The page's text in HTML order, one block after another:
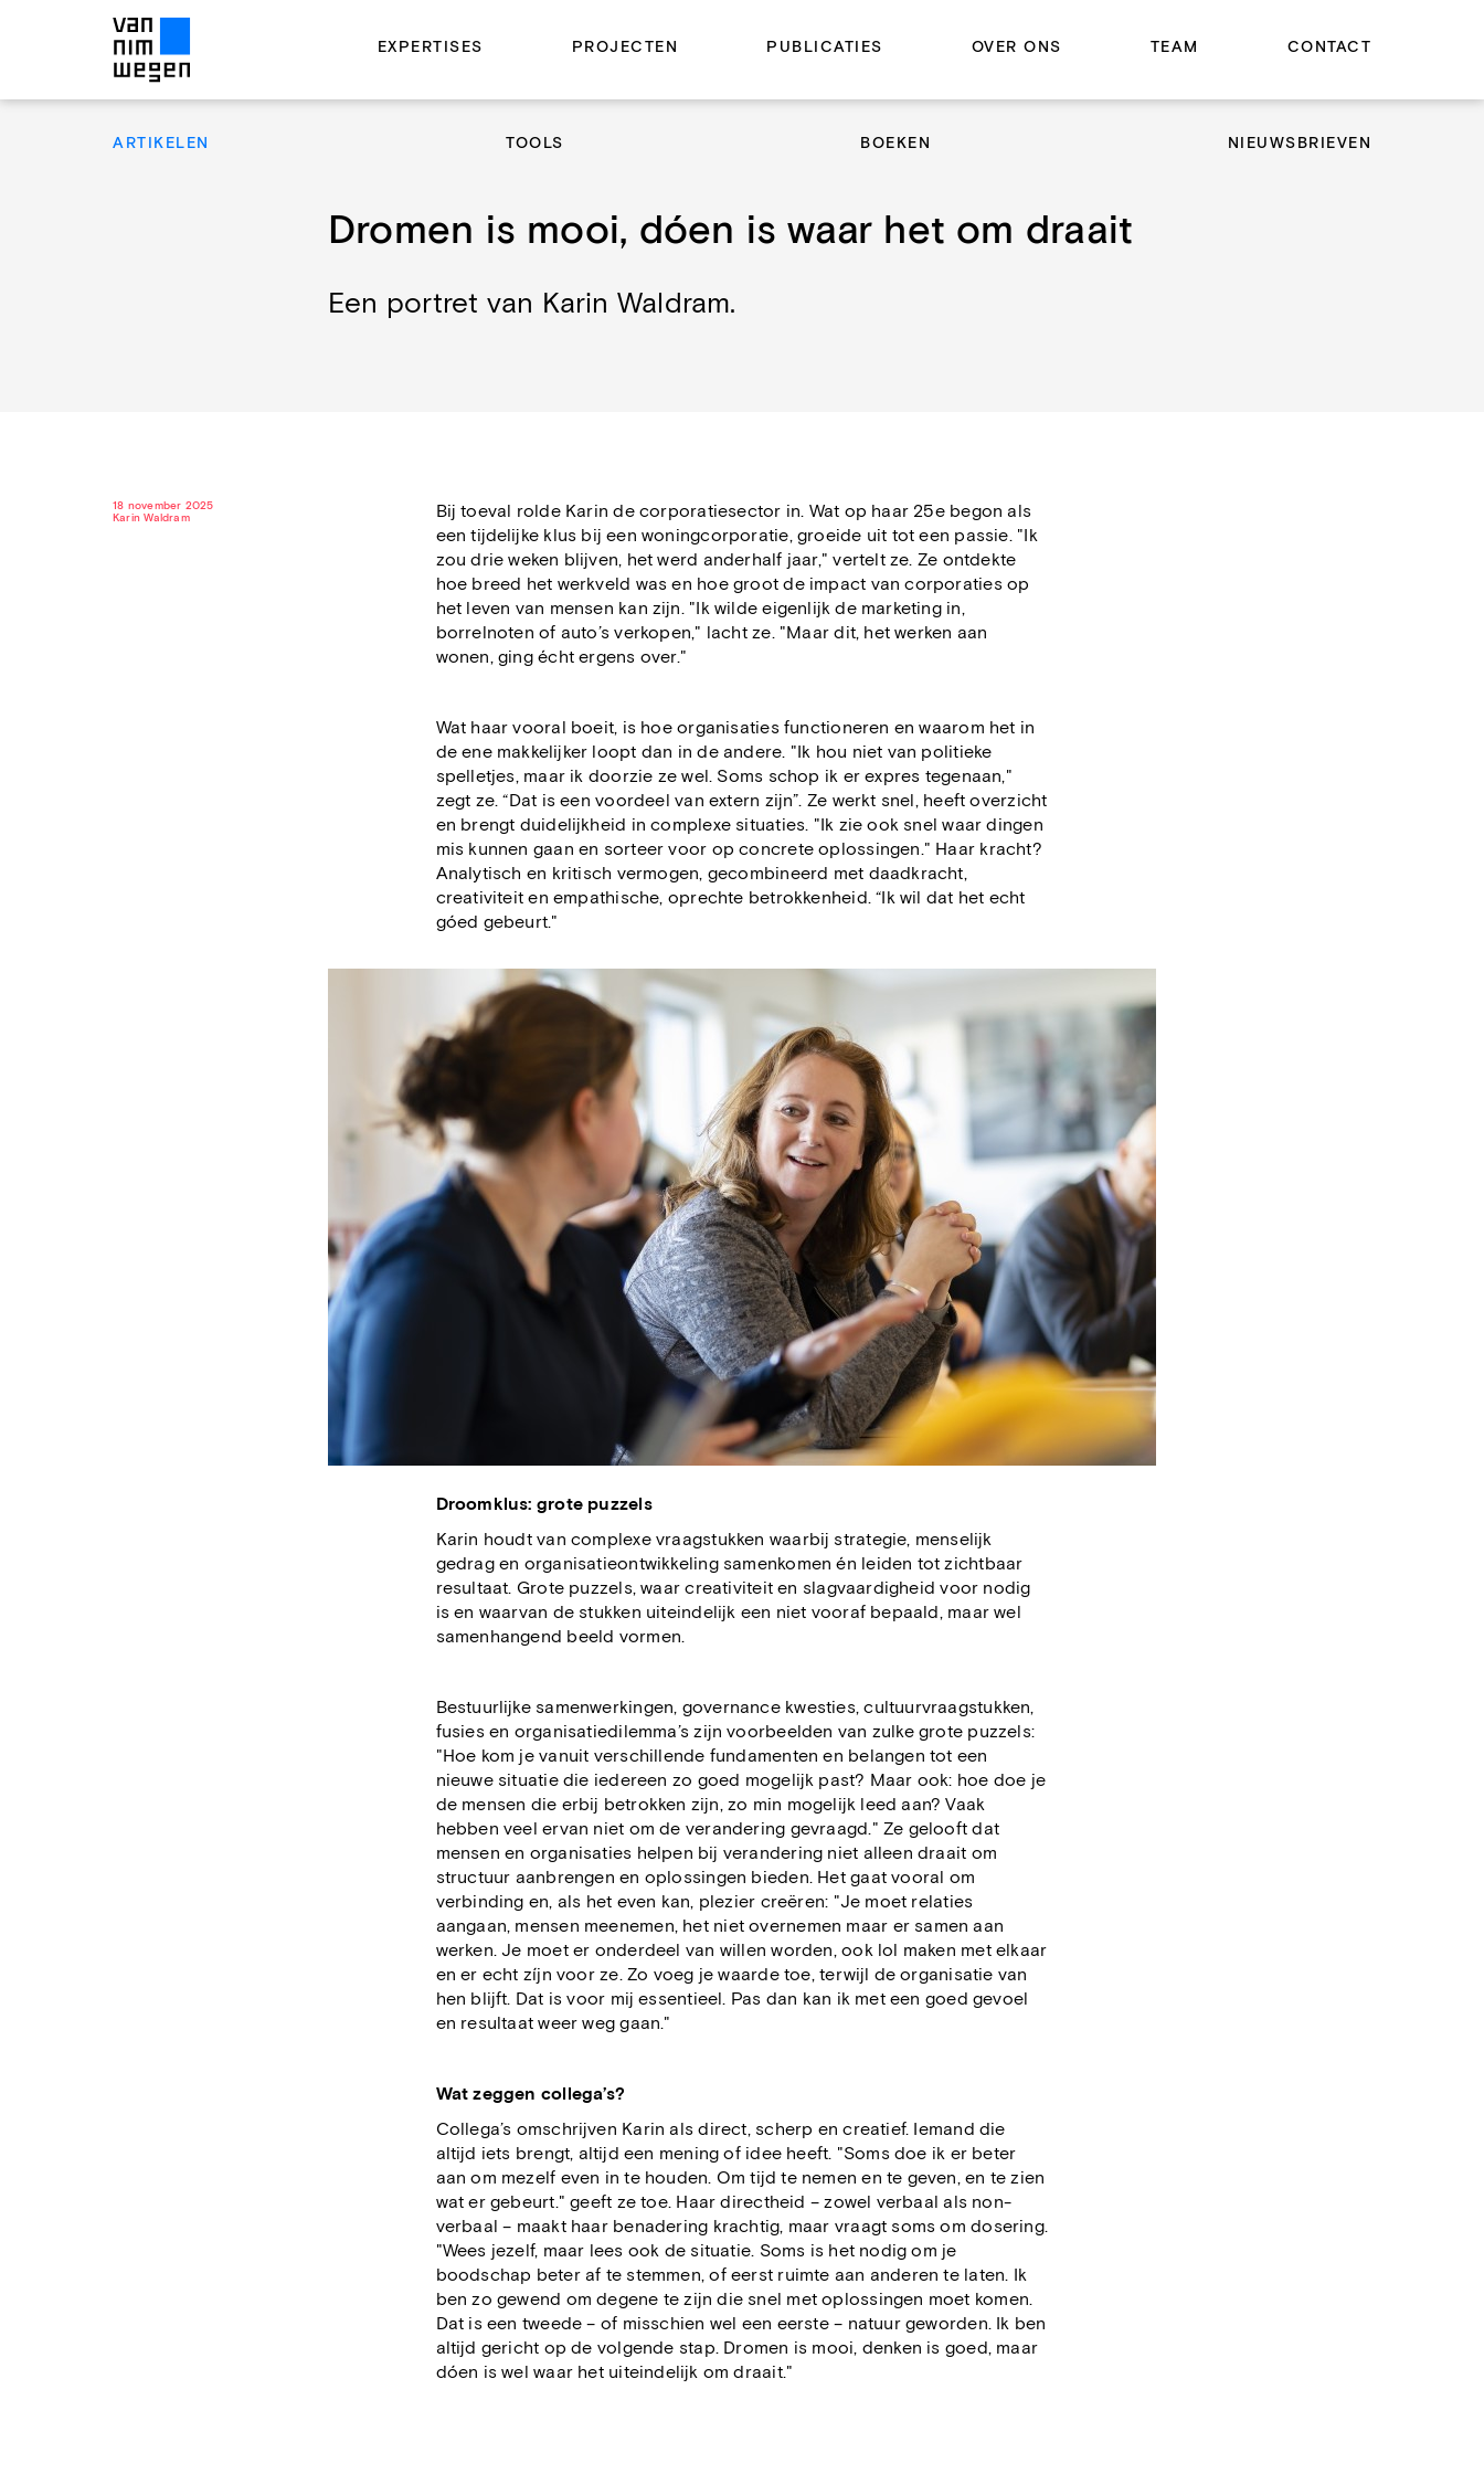
EXPERTISES PROJECTEN PUBLICATIES OVER ONS TEAM CONTACT
ARTIKELEN TOOLS BOEKEN NIEUWSBRIEVEN
Dromen is mooi, dóen is waar het om draait
Een portret van Karin Waldram.
18 november 2025
Karin Waldram
Bij toeval rolde Karin de corporatiesector in. Wat op haar 25e begon als
een tijdelijke klus bij een woningcorporatie, groeide uit tot een passie. "Ik
zou drie weken blijven, het werd anderhalf jaar," vertelt ze. Ze ontdekte
hoe breed het werkveld was en hoe groot de impact van corporaties op
het leven van mensen kan zijn. "Ik wilde eigenlijk de marketing in,
borrelnoten of auto’s verkopen," lacht ze. "Maar dit, het werken aan
wonen, ging écht ergens over."
Wat haar vooral boeit, is hoe organisaties functioneren en waarom het in
de ene makkelijker loopt dan in de andere. "Ik hou niet van politieke
spelletjes, maar ik doorzie ze wel. Soms schop ik er expres tegenaan,"
zegt ze. “Dat is een voordeel van extern zijn”. Ze werkt snel, heeft overzicht
en brengt duidelijkheid in complexe situaties. "Ik zie ook snel waar dingen
mis kunnen gaan en sorteer voor op concrete oplossingen." Haar kracht?
Analytisch en kritisch vermogen, gecombineerd met daadkracht,
creativiteit en empathische, oprechte betrokkenheid. “Ik wil dat het echt
góed gebeurt."
Droomklus: grote puzzels
Karin houdt van complexe vraagstukken waarbij strategie, menselijk
gedrag en organisatieontwikkeling samenkomen én leiden tot zichtbaar
resultaat. Grote puzzels, waar creativiteit en slagvaardigheid voor nodig
is en waarvan de stukken uiteindelijk een niet vooraf bepaald, maar wel
samenhangend beeld vormen.
Bestuurlijke samenwerkingen, governance kwesties, cultuurvraagstukken,
fusies en organisatiedilemma’s zijn voorbeelden van zulke grote puzzels:
"Hoe kom je vanuit verschillende fundamenten en belangen tot een
nieuwe situatie die iedereen zo goed mogelijk past? Maar ook: hoe doe je
de mensen die erbij betrokken zijn, zo min mogelijk leed aan? Vaak
hebben veel ervan niet om de verandering gevraagd." Ze gelooft dat
mensen en organisaties helpen bij verandering niet alleen draait om
structuur aanbrengen en oplossingen bieden. Het gaat vooral om
verbinding en, als het even kan, plezier creëren: "Je moet relaties
aangaan, mensen meenemen, het niet overnemen maar er samen aan
werken. Je moet er onderdeel van willen worden, ook lol maken met elkaar
en er echt zíjn voor ze. Zo voeg je waarde toe, terwijl de organisatie van
hen blijft. Dat is voor mij essentieel. Pas dan kan ik met een goed gevoel
en resultaat weer weg gaan."
Wat zeggen collega’s?
Collega’s omschrijven Karin als direct, scherp en creatief. Iemand die
altijd iets brengt, altijd een mening of idee heeft. "Soms doe ik er beter
aan om mezelf even in te houden. Om tijd te nemen en te geven, en te zien
wat er gebeurt." geeft ze toe. Haar directheid – zowel verbaal als non-
verbaal – maakt haar benadering krachtig, maar vraagt soms om dosering.
"Wees jezelf, maar lees ook de situatie. Soms is het nodig om je
boodschap beter af te stemmen, of eerst ruimte aan anderen te laten. Ik
ben zo gewend om degene te zijn die snel met oplossingen moet komen.
Dat is een tweede – of misschien wel een eerste – natuur geworden. Ik ben
altijd gericht op de volgende stap. Dromen is mooi, denken is goed, maar
dóen is wel waar het uiteindelijk om draait."